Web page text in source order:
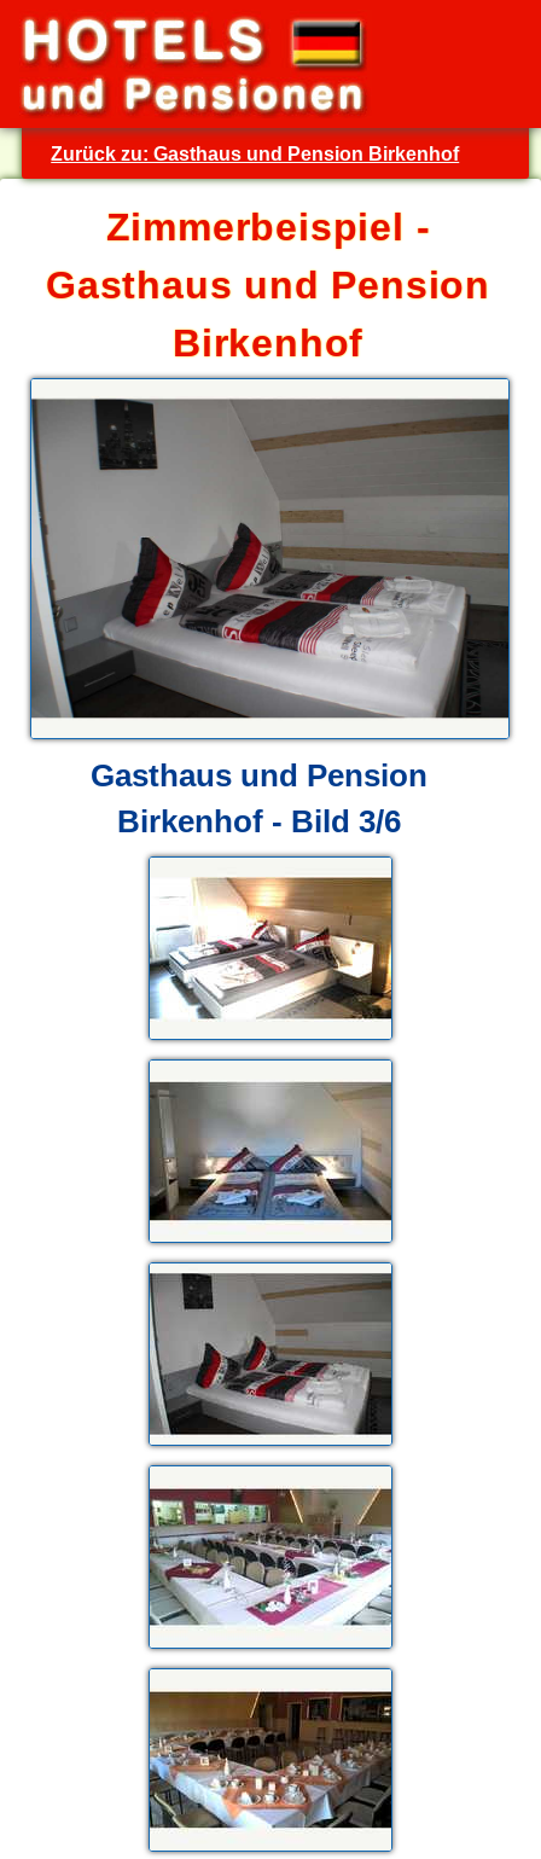
Zurück zu: Gasthaus und Pension Birkenhof
Zimmerbeispiel -
Gasthaus und Pension
Birkenhof
Gasthaus und Pension
Birkenhof - Bild 3/6